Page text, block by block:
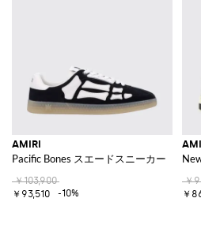
AMIRI
Pacific Bones スエードスニーカー
￥103,900
￥93,510
-10%
￥
￥